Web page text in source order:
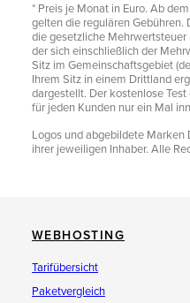
* Preis je Monat in Euro. Ab
gelten die regulären
die gesetzliche Mehrwertsteuer
der sich einschließlich der
Sitz im Gemeinschaftsgebiet
Ihrem Sitz in einem Drittland
dargestellt. Der kostenlose
für jeden Kunden nur ein Mal
Logos und abgebildete
ihrer jeweiligen Inhaber. Alle
WEBHOSTING
Tarifübersicht
Paketvergleich